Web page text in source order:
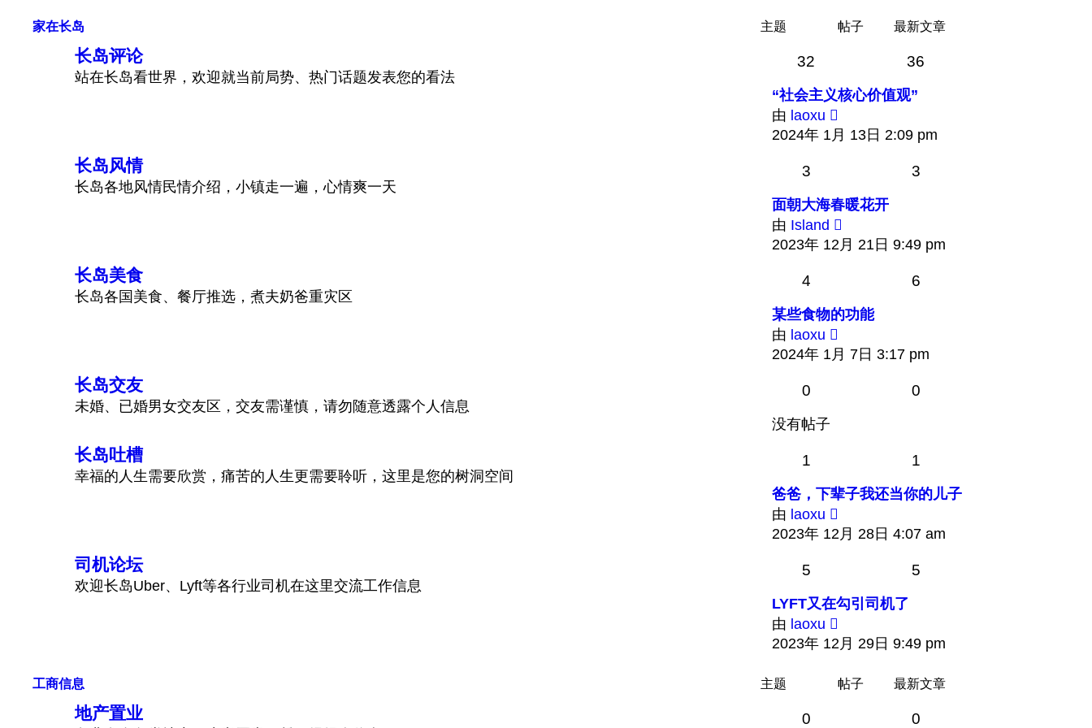
家在长岛 主题 帖子 最新文章
长岛评论
站在长岛看世界，欢迎就当前局势、热门话题发表您的看法
32 36
“社会主义核心价值观”
由 laoxu
看
子
2024年 1月 13日 2:09 pm
长岛风情
长岛各地风情民情介绍，小镇走一遍，心情爽一天
3 3
面朝大海春暖花开
由 Island
看
子
2023年 12月 21日 9:49 pm
长岛美食
长岛各国美食、餐厅推选，煮夫奶爸重灾区
4 6
某些食物的功能
由 laoxu
看
2024年 1月 7日 3:17 pm
长岛交友
未婚、已婚男女交友区，交友需谨慎，请勿随意透露个人信息
0 0
没有帖子
长岛吐槽
幸福的人生需要欣赏，痛苦的人生更需要聆听，这里是您的树洞空间
1 1
爸爸，下辈子我还当你的儿子
由 laoxu
看
子
2023年 12月 28日 4:07 am
司机论坛
欢迎长岛Uber、Lyft等各行业司机在这里交流工作信息
5 5
LYFT又在勾引司机了
由 laoxu
看
新
2023年 12月 29日 9:49 pm
工商信息 主题 帖子 最新文章
地产置业 0 0